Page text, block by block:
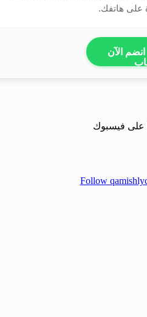
على هاتفك.
انضم الآن